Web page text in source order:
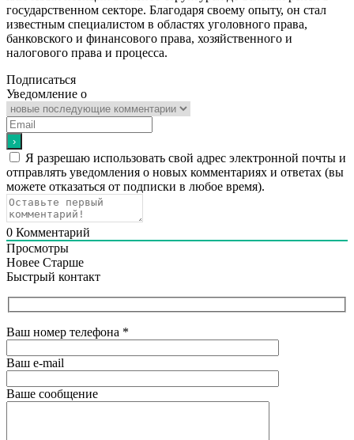
государственном секторе. Благодаря своему опыту, он стал
известным специалистом в областях уголовного права,
банковского и финансового права, хозяйственного и
налогового права и процесса.
Подписаться
Уведомление о
Я разрешаю использовать свой адрес электронной почты и
отправлять уведомления о новых комментариях и ответах (вы
можете отказаться от подписки в любое время).
0 Комментарий
Просмотры
Новее Старше
Быстрый контакт
Ваш номер телефона *
Ваш e-mail
Ваше сообщение